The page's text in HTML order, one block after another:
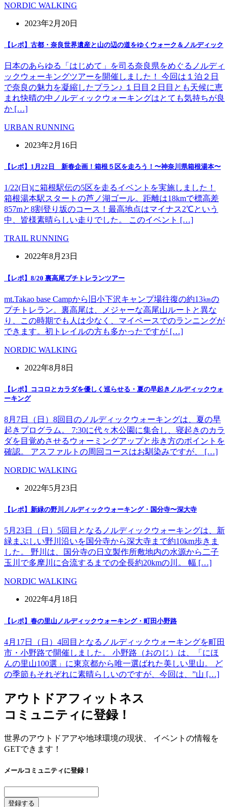
NORDIC WALKING
2023年2月20日
【レポ】古都・奈良世界遺産と山の辺の道をゆくウォーク＆ノルディック
日本のあらゆる「はじめて」を司る奈良県をめぐるノルディ
ックウォーキングツアーを開催しました！ 今回は１泊２日
で奈良の魅力を凝縮したプラン♪ １日目２日目とも天候に恵
まれ快晴の中ノルディックウォーキングはとても気持ちが良
か […]
URBAN RUNNING
2023年2月16日
【レポ】1月22日 新春企画！箱根５区を走ろう！〜神奈川県箱根湯本〜
1/22(日)に箱根駅伝の5区を走るイベントを実施しました！
箱根湯本駅スタートの芦ノ湖ゴール。距離は18kmで標高差
857mと8割登り坂のコース！最高地点はマイナス2℃という
中、皆様素晴らしい走りでした。 このイベント […]
TRAIL RUNNING
2022年8月23日
【レポ】8/20 裏高尾プチトレランツアー
mt.Takao base Campから旧小下沢キャンプ場往復の約13㎞の
プチトレラン。裏高尾は、メジャーな高尾山ルートと異な
り、この時期でも人は少なく、マイペースでのランニングが
できます。初トレイルの方も多かったですが […]
NORDIC WALKING
2022年8月8日
【レポ】ココロとカラダを優しく巡らせる・夏の早起きノルディックウォ
ーキング
8月7日（日）8回目のノルディックウォーキングは、夏の早
起きプログラム。 7:30に代々木公園に集合し、寝起きのカラ
ダを目覚めさせるウォーミングアップと歩き方のポイントを
確認。 アスファルトの周回コースはお馴染みですが、 […]
NORDIC WALKING
2022年5月23日
【レポ】新緑の野川ノルディックウォーキング・国分寺〜深大寺
5月23日（日）5回目となるノルディックウォーキングは、新
緑まぶしい野川沿いを国分寺から深大寺まで約10km歩きま
した。 野川は、国分寺の日立製作所敷地内の水源から二子
玉川で多摩川に合流するまでの全長約20kmの川。 幅 […]
NORDIC WALKING
2022年4月18日
【レポ】春の里山ノルディックウォーキング・町田小野路
4月17日（日）4回目となるノルディックウォーキングを町田
市・小野路で開催しました。 小野路（おのじ）は、「にほ
んの里山100選」に東京都から唯一選ばれた美しい里山。 ど
の季節もそれぞれに素晴らしいのですが、今回は、”山 […]
アウトドアフィットネス
コミュニティに登録！
世界のアウトドアアや地球環境の現状、 イベントの情報を
GETできます！
メールコミュニティに登録！